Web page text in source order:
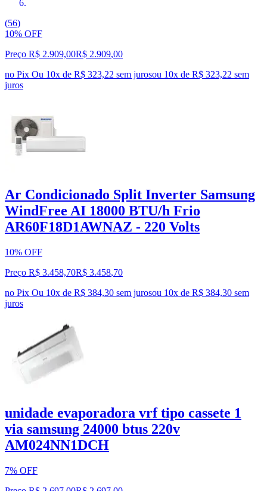
(56)
10% OFF
Preço R$ 2.909,00R$ 2.909,00
no Pix Ou 10x de R$ 323,22 sem jurosou 10x de R$ 323,22 sem
juros
Ar Condicionado Split Inverter Samsung
WindFree AI 18000 BTU/h Frio
AR60F18D1AWNAZ - 220 Volts
10% OFF
Preço R$ 3.458,70R$ 3.458,70
no Pix Ou 10x de R$ 384,30 sem jurosou 10x de R$ 384,30 sem
juros
unidade evaporadora vrf tipo cassete 1
via samsung 24000 btus 220v
AM024NN1DCH
7% OFF